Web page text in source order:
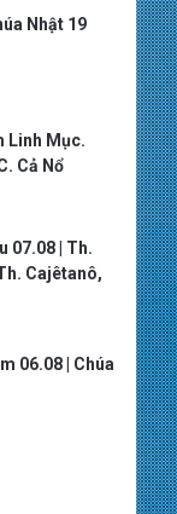
Nhật 19
Linh Mục.
Cả Nổ
07.08 | Th.
Cajêtanô,
06.08 | Chúa